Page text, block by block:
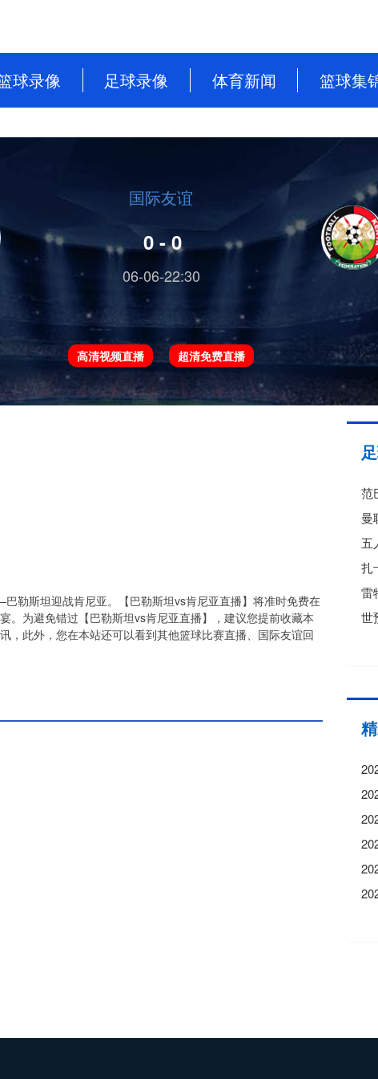
球录像
WCBA
NBL
足球录像
西甲
德甲
中超
欧洲杯
欧冠
欧协联
体育新闻 篮球集
WNBA
NBL
WCBA
国际友谊
0 - 0
06-06-22:30
高清视频直播 超清免费直播
勒斯坦迎战肯尼亚。【巴勒斯坦vs肯尼亚直播】将准时免费在
。为避免错过【巴勒斯坦vs肯尼亚直播】，建议您提前收藏本
，此外，您在本站还可以看到其他篮球比赛直播、国际友谊回